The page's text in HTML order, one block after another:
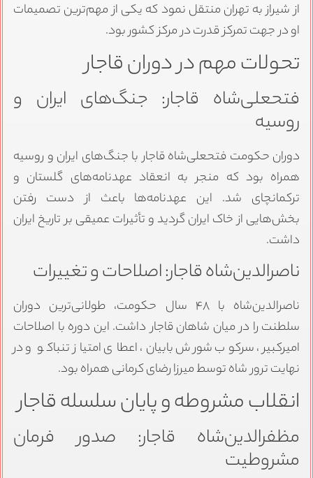
از شیراز به تهران منتقل نمود که یکی از مهم‌ترین تصمیمات
او در جهت تمرکز قدرت در مرکز کشور بود.
تحولات مهم در دوران قاجار
فتحعلی‌شاه قاجار: جنگ‌های ایران و
روسیه
دوران حکومت فتحعلی‌شاه قاجار با جنگ‌های ایران و روسیه
همراه بود که منجر به انعقاد عهدنامه‌های گلستان و
ترکمانچای شد. این عهدنامه‌ها باعث از دست رفتن
بخش‌هایی از خاک ایران گردید و تأثیرات عمیقی بر تاریخ ایران
داشت.
ناصرالدین‌شاه قاجار: اصلاحات و تغییرات
ناصرالدین‌شاه با ۴۸ سال حکومت، طولانی‌ترین دوران
سلطنت را در میان شاهان قاجار داشت. این دوره با اصلاحات
امیرکبیر، سرکوب شورش بابیان، اعطای امتیاز تنباکو و در
نهایت ترور شاه توسط میرزا رضای کرمانی همراه بود.
انقلاب مشروطه و پایان سلسله قاجار
مظفرالدین‌شاه قاجار: صدور فرمان
مشروطیت